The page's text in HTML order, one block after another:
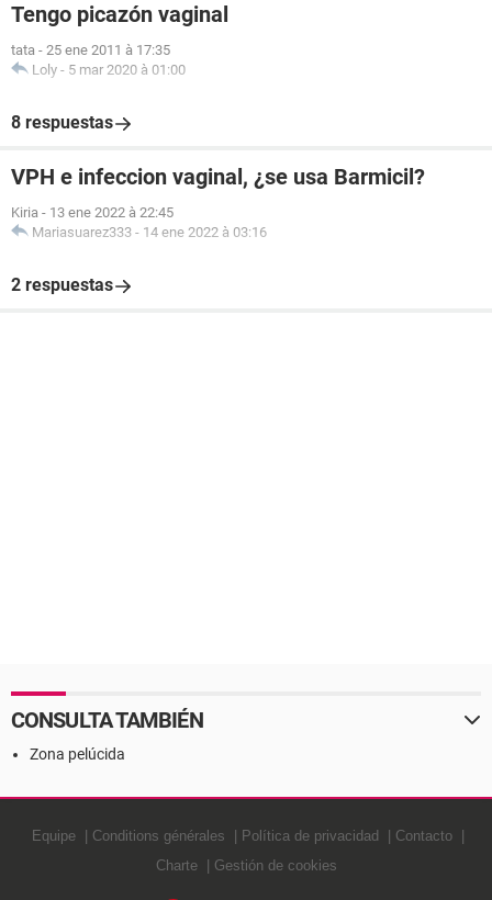
????????‍♀️
Tengo picazón vaginal
tata - 25 ene 2011 à 17:35
Loly - 5 mar 2020 à 01:00
8 respuestas
VPH e infeccion vaginal, ¿se usa Barmicil?
Kiria - 13 ene 2022 à 22:45
Mariasuarez333 - 14 ene 2022 à 03:16
2 respuestas
CONSULTA TAMBIÉN
Zona pelúcida
Equipe Conditions générales Política de privacidad
Contacto
Charte
Gestión de cookies